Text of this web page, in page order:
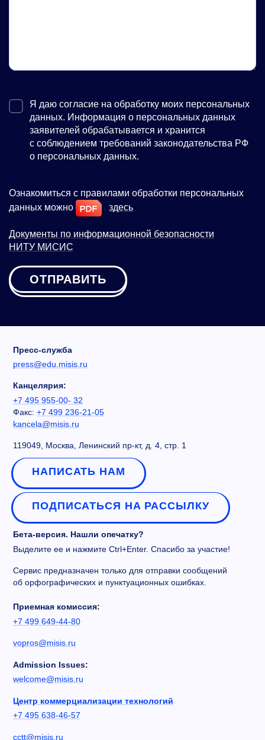
Я даю согласие на обработку моих персональных
данных. Информация о персональных данных
заявителей обрабатывается и хранится
с соблюдением требований законодательства РФ
о персональных данных.
Ознакомиться с правилами обработки персональных
данных можно
здесь
Документы по информационной безопасности
НИТУ МИСИС
ОТПРАВИТЬ
Пресс-служба
press@edu.misis.ru
Канцелярия:
+7 495 955-00- 32
Факс: +7 499 236-21-05
kancela@misis.ru
119049, Москва, Ленинский пр-кт, д. 4, стр. 1
НАПИСАТЬ НАМ
ПОДПИСАТЬСЯ НА РАССЫЛКУ
Бета-версия. Нашли опечатку?
Выделите ее и нажмите Ctrl+Enter. Спасибо за участие!
Сервис предназначен только для отправки сообщений
об орфографических и пунктуационных ошибках.
Приемная комиссия:
+7 499 649-44-80
vopros@misis.ru
Admission Issues:
welcome@misis.ru
Центр коммерциализации технологий
+7 495 638-46-57
cctt@misis.ru